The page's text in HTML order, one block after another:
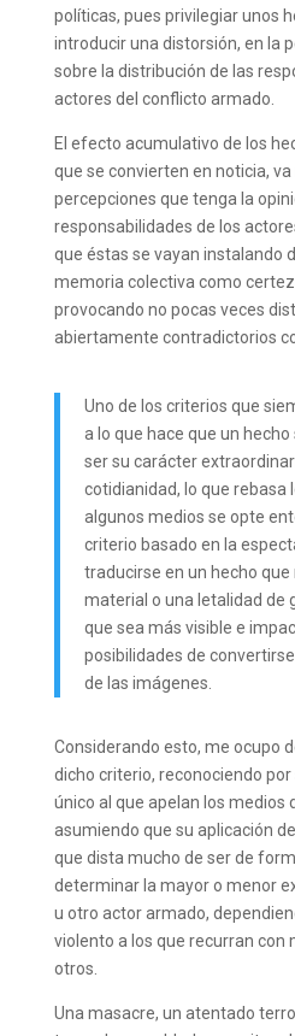
políticas, pues privilegiar unos
introducir una distorsión, en la
sobre la distribución de las
actores del conflicto armado.
El efecto acumulativo de los
que se convierten en noticia,
percepciones que tenga la
responsabilidades de los
que éstas se vayan instalando
memoria colectiva como
provocando no pocas veces
abiertamente contradictorios
Uno de los criterios que
a lo que hace que un
ser su carácter
cotidianidad, lo que rebasa
algunos medios se opte
criterio basado en la
traducirse en un hecho
material o una letalidad de
que sea más visible e
posibilidades de
de las imágenes.
Considerando esto, me ocupo
dicho criterio, reconociendo por
único al que apelan los medios
asumiendo que su aplicación
que dista mucho de ser de
determinar la mayor o menor
u otro actor armado,
violento a los que recurran con
otros.
Una masacre, un atentado